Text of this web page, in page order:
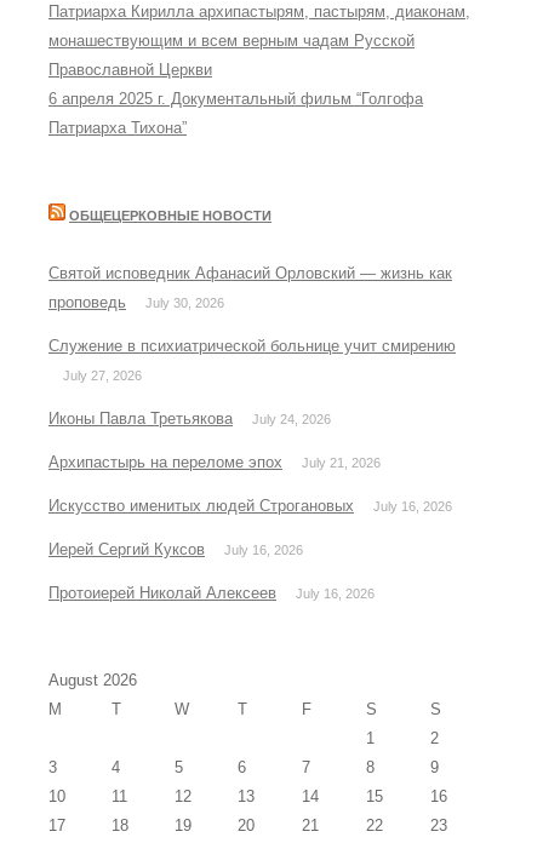
Патриарха Кирилла архипастырям, пастырям, диаконам,
монашествующим и всем верным чадам Русской
Православной Церкви
6 апреля 2025 г. Документальный фильм “Голгофа
Патриарха Тихона”
ОБЩЕЦЕРКОВНЫЕ НОВОСТИ
Святой исповедник Афанасий Орловский — жизнь как
проповедь
July 30, 2026
Служение в психиатрической больнице учит смирению
July 27, 2026
Иконы Павла Третьякова July 24, 2026
Архипастырь на переломе эпох July 21, 2026
Искусство именитых людей Строгановых July 16, 2026
Иерей Сергий Куксов July 16, 2026
Протоиерей Николай Алексеев July 16, 2026
August 2026
M
T W T F S S
1
2
3
4 5 6 7 8
9
10
11 12 13 14 15
16
17
18 19 20 21 22
23